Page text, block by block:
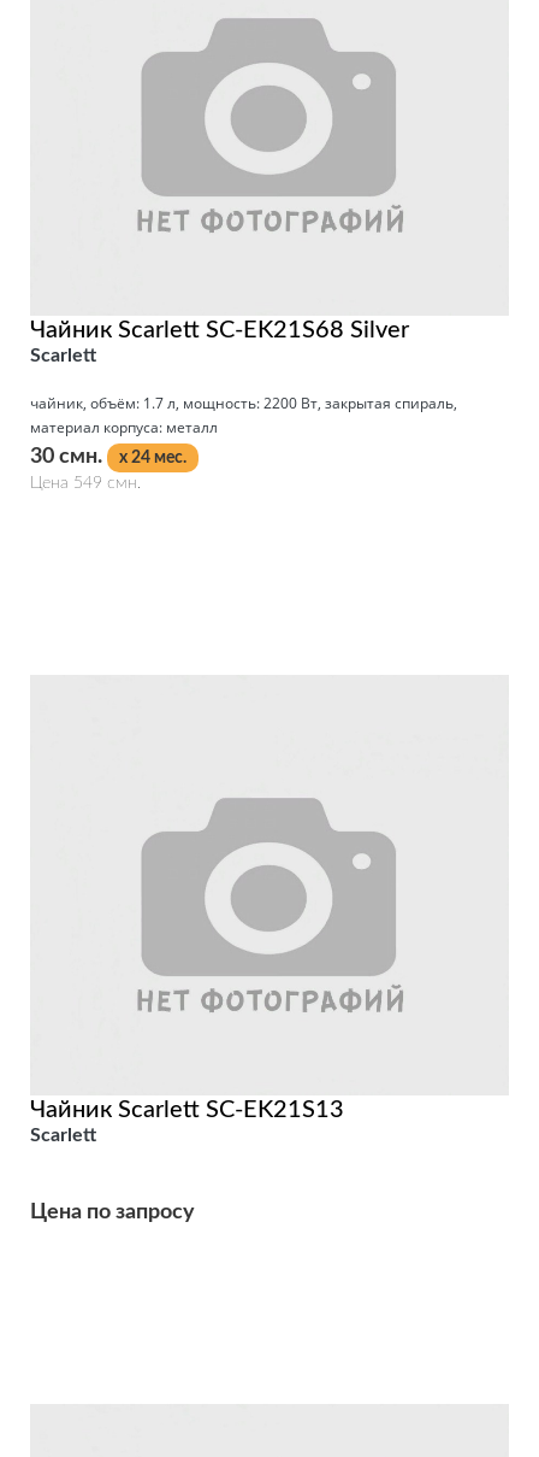
Чайник Scarlett SC-EK21S68 Silver
Scarlett
чайник, объём: 1.7 л, мощность: 2200 Вт, закрытая спираль,
материал корпуса: металл
30 смн.
x 24 мес.
Цена 549 смн.
Чайник Scarlett SC-EK21S13
Scarlett
Цена по запросу